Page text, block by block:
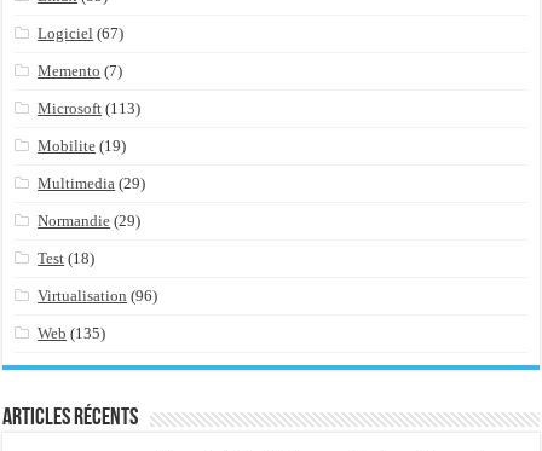
Logiciel (67)
Memento (7)
Microsoft (113)
Mobilite (19)
Multimedia (29)
Normandie (29)
Test (18)
Virtualisation (96)
Web (135)
Articles récents